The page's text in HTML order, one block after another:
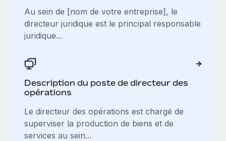
Au sein de [nom de votre entreprise], le
directeur juridique est le principal responsable
juridique...
Description du poste de directeur des
opérations
Le directeur des opérations est chargé de
superviser la production de biens et de
services au sein...